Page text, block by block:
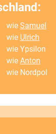
wieSamuel
wie Ulrich
wie Ypsilon
wieAnton
wie Nordpol